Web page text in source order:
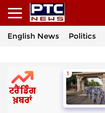
English News Politics